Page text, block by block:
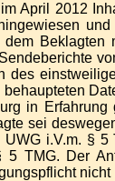
April 2012
in
sei
i.V.m. §
5 TMG. Der